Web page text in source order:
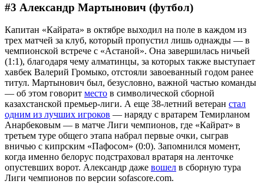
#3 Александр Мартынович (футбол)
Капитан «Кайрата» в октябре выходил на поле в каждом из
трех матчей за клуб, который пропустил лишь однажды — в
чемпионской встрече с «Астаной». Она завершилась ничьей
(1:1), благодаря чему алматинцы, за которых также выступает
хавбек Валерий Громыко, отстояли завоеванный годом ранее
титул. Мартынович был, безусловно, важной частью команды
— об этом говорит место в символической сборной
казахстанской премьер-лиги. А еще 38-летний ветеран стал
одним из лучших игроков — наряду с вратарем Темирланом
Анарбековым — в матче Лиги чемпионов, где «Кайрат» в
третьем туре общего этапа набрал первые очки, сыграв
вничью с кипрским «Пафосом» (0:0). Запомнился момент,
когда именно белорус подстраховал вратаря на ленточке
опустевших ворот. Александр даже вошел в сборную тура
Лиги чемпионов по версии sofascore.com.